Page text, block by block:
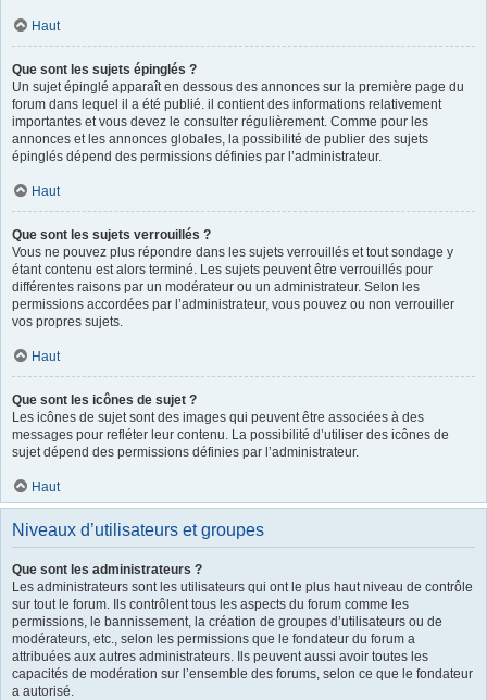
Haut
Que sont les sujets épinglés ?
Un sujet épinglé apparaît en dessous des annonces sur la première page du
forum dans lequel il a été publié. il contient des informations relativement
importantes et vous devez le consulter régulièrement. Comme pour les
annonces et les annonces globales, la possibilité de publier des sujets
épinglés dépend des permissions définies par l’administrateur.
Haut
Que sont les sujets verrouillés ?
Vous ne pouvez plus répondre dans les sujets verrouillés et tout sondage y
étant contenu est alors terminé. Les sujets peuvent être verrouillés pour
différentes raisons par un modérateur ou un administrateur. Selon les
permissions accordées par l’administrateur, vous pouvez ou non verrouiller
vos propres sujets.
Haut
Que sont les icônes de sujet ?
Les icônes de sujet sont des images qui peuvent être associées à des
messages pour refléter leur contenu. La possibilité d’utiliser des icônes de
sujet dépend des permissions définies par l’administrateur.
Haut
Niveaux d’utilisateurs et groupes
Que sont les administrateurs ?
Les administrateurs sont les utilisateurs qui ont le plus haut niveau de contrôle
sur tout le forum. Ils contrôlent tous les aspects du forum comme les
permissions, le bannissement, la création de groupes d’utilisateurs ou de
modérateurs, etc., selon les permissions que le fondateur du forum a
attribuées aux autres administrateurs. Ils peuvent aussi avoir toutes les
capacités de modération sur l’ensemble des forums, selon ce que le fondateur
a autorisé.